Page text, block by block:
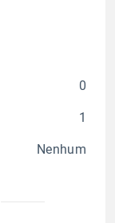
0
1
Nenhum